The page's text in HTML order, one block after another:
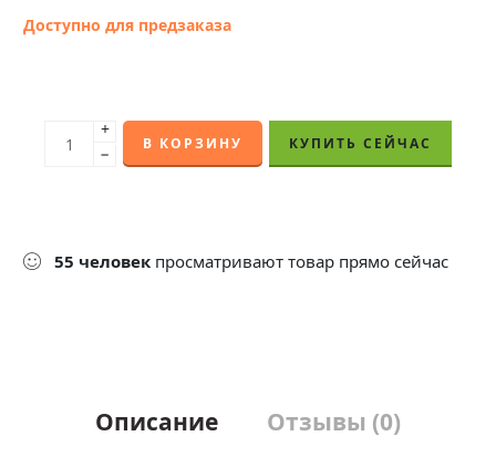
Доступно для предзаказа
+
−
В КОРЗИНУ КУПИТЬ СЕЙЧАС
55 человек просматривают товар прямо сейчас
Описание Отзывы (0)